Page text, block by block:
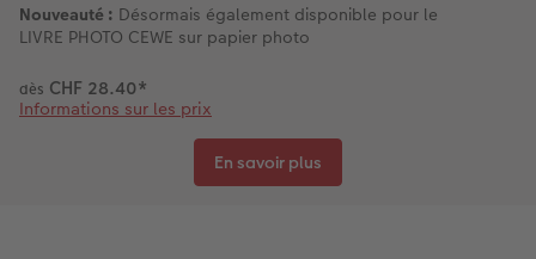
Nouveauté : Désormais également disponible pour le
LIVRE PHOTO CEWE sur papier photo
dès CHF 28.40*
Informations sur les prix
En savoir plus